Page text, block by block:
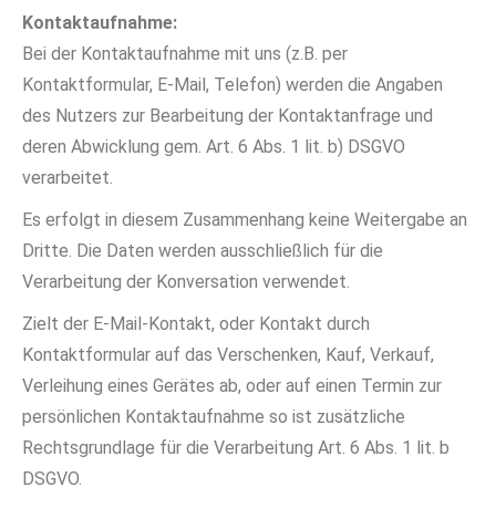
Kontaktaufnahme:
Bei der Kontaktaufnahme mit uns (z.B. per
Kontaktformular, E-Mail, Telefon) werden die Angaben
des Nutzers zur Bearbeitung der Kontaktanfrage und
deren Abwicklung gem. Art. 6 Abs. 1 lit. b) DSGVO
verarbeitet.
Es erfolgt in diesem Zusammenhang keine Weitergabe an
Dritte. Die Daten werden ausschließlich für die
Verarbeitung der Konversation verwendet.
Zielt der E-Mail-Kontakt, oder Kontakt durch
Kontaktformular auf das Verschenken, Kauf, Verkauf,
Verleihung eines Gerätes ab, oder auf einen Termin zur
persönlichen Kontaktaufnahme so ist zusätzliche
Rechtsgrundlage für die Verarbeitung Art. 6 Abs. 1 lit. b
DSGVO.